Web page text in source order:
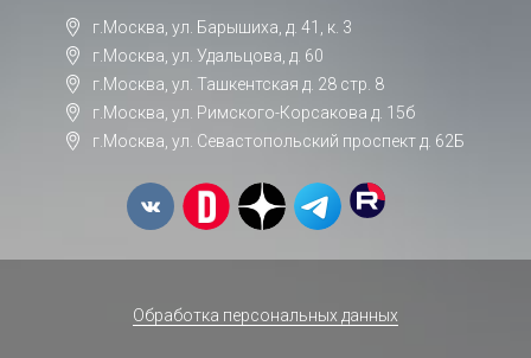
г.Москва, ул. Барышиха, д. 41, к. 3
г.Москва, ул. Удальцова, д. 60
г.Москва, ул. Ташкентская д. 28 стр. 8
г.Москва, ул. Римского-Корсакова д. 15б
г.Москва, ул. Севастопольский проспект д. 62Б
Обработка персональных данных